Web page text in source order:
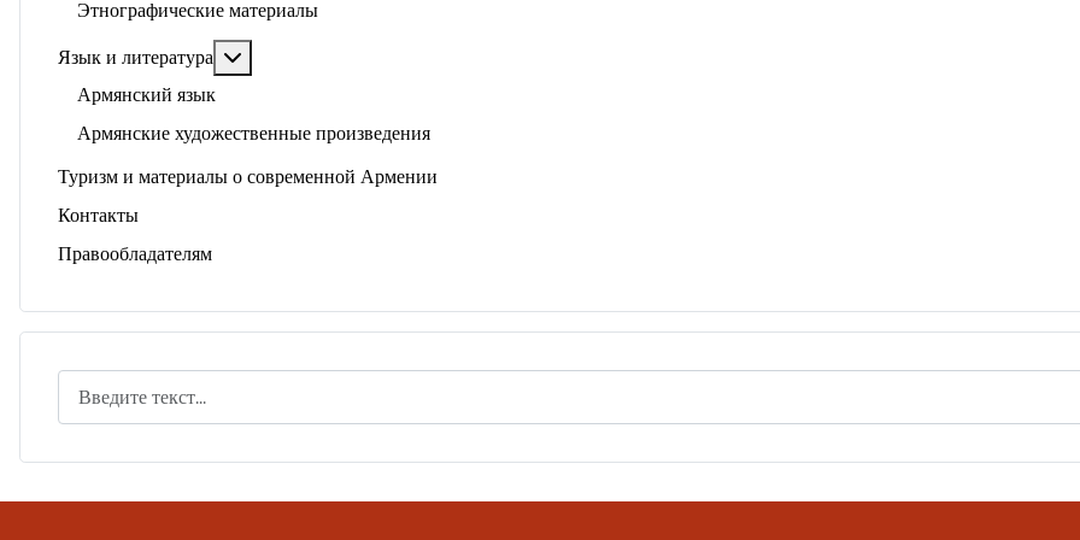
Этнографические материалы
Язык и литература
Армянский язык
Армянские художественные произведения
Туризм и материалы о современной Армении
Контакты
Правообладателям